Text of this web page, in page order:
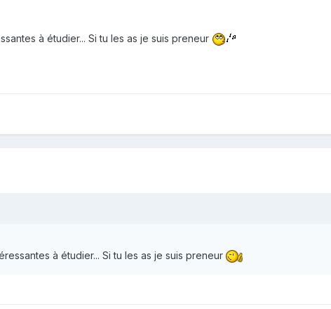
à étudier... Si tu les as je suis preneur
à étudier... Si tu les as je suis preneur